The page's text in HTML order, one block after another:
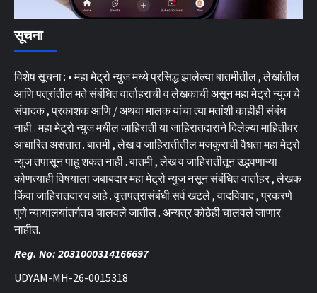
सूचना
विशेष सूचना : • महा मेट्रो न्युज मध्ये प्रसिद्ध झालेल्या बातमीतील , लेखांतील
आणि पत्रांतील मते संबंधित वार्ताहराची व लेखकाची असून महा मेट्रो न्युज चे
संपादक , प्रकाशक आणि / अथवा मालक यांचा त्या मतांशी काहीही संबंध
नाही . महा मेट्रो न्युज मधील जाहिराती या जाहिरातदाराने दिलेल्या माहितीवर
आधारित असतात . बातमी , लेख व जाहिरातीतील मजकुराची वैधता महा मेट्रो
न्युज तपासून पाहू शकत नाही . बातमी , लेख व जाहिरातीतून उद्भवणाऱ्या
कोणत्याही विषयाला जबाबदार महा मेट्रो न्युज नसून संबंधित वार्ताहर , लेखक
किंवा जाहिरातदारच आहे . वृत्तपत्रासंबंधी सर्व खटले , वादविवाद , प्रकरणे
पुणे न्यायालयांतर्गतच चालवले जातील . अन्यत्र कोठेही चालवले जाणार
नाहीत.
Reg. No: 2031000314166697
UDYAM-MH-26-0015318